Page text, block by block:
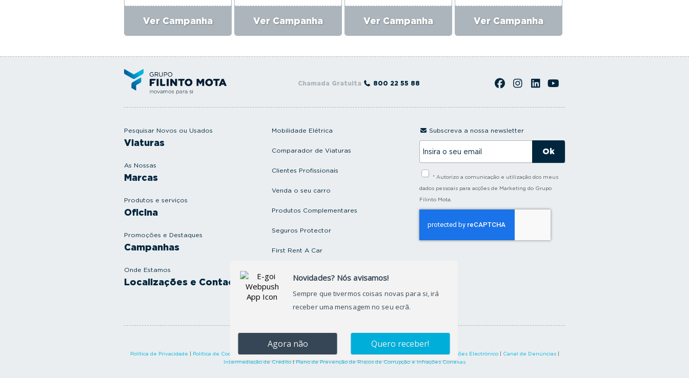
Ver Campanha Ver Campanha Ver Campanha Ver Campanha
Chamada Gratuita 800 22 55 88
Pesquisar Novos ou Usados
Viaturas
As Nossas
Marcas
Produtos e serviços
Oficina
Promoções e Destaques
Campanhas
Onde Estamos
Localizações e Contactos
Mobilidade Elétrica
Comparador de Viaturas
Clientes Profissionais
Venda o seu carro
Produtos Complementares
Seguros Protector
First Rent A Car
Recrutamento
Grupo FILINTO MOTA
Subscreva a nossa newsletter
s
r
a
s
e
a
* Autorizo a comunicação e utilização dos meus
dados pessoais para acções de Marketing do Grupo
Filinto Mota.
© Grupo Filinto Mota – Todos os direitos reservados
Política de Privacidade | Política de Cookies|Termos de Utilização|Arbitragem de Conflitos de Consumo|Livro de Reclamações Electrónico| Canal de Denúncias|
Intermediação de Crédito | Plano de Prevenção de Riscos de Corrupção e Infrações Conexas